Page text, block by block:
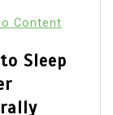
Content
Sleep